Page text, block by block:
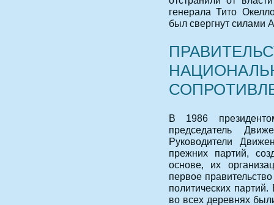
генерала Тито
был свергнут силами
В 1986
председатель
Руководители
прежних партий,
основе, их
первое
политических
во всех деревнях